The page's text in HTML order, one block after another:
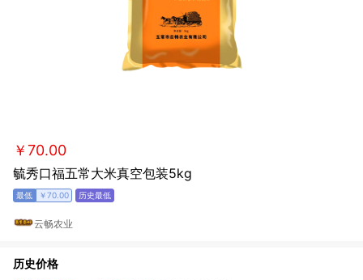
￥70.00
毓秀口福五常大米真空包装5kg
￥70.00
云畅农业
历史价格